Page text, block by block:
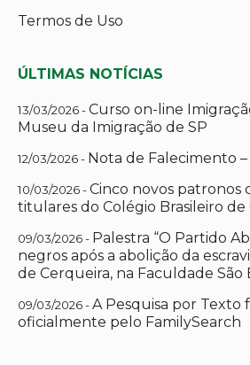
Termos de Uso
ÚLTIMAS NOTÍCIAS
13/03/2026 -Curso on-line
Museu da Imigração de SP
12/03/2026 - Nota de Falecimento –
10/03/2026 -Cinco novos patronos
titulares do Colégio Brasileiro de
09/03/2026 - Palestra “O Partido
negros após a abolição da
de Cerqueira, na Faculdade São
09/03/2026 -A Pesquisa por Texto
oficialmente pelo FamilySearch